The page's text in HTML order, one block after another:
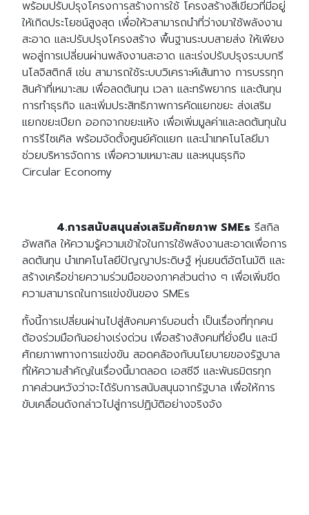
พร้อมปรับปรุงโครงการสร้างการใช้ โครงสร้างสีเขียวที่มีอยู่
ให้เกิดประโยชน์สูงสุด เพื่่อให้วสามารถนำที่ว่างมาใช้พลังงาน
สะอาด และปรับปรุงโครงสร้าง พื้นฐานระบบสายส่ง ให้เพียง
พอสู่การเปลี่ยนผ่านพลังงานสะอาด และเร่งปรับปรุงระบบกรี
นโลจิสติกส์ เช่น สามารถใช้ระบบวิเคราะห์เส้นทาง การบรรทุก
สินค้าที่เหมาะสม เพื่อลดต้นทุน เวลา และทรัพยากร และต้นทุน
การทำธุรกิจ และเพิ่มประสิทธิภาพการคัดแยกขยะ ส่งเสริม
แยกขยะเปียก ออกจากขยะแห้ง เพื่อเพิ่มมูลค่าและลดต้นทุนใน
การรีไซเคิล พร้อมจัดตั้งศูนย์คัดแยก และนำเทคโนโลยีมา
ช่วยบริหารจัดการ เพื่อความเหมาะสม และหนุนธุรกิจ
Circular Economy
4.การสนับสนุนส่งเสริมศักยภาพ SMEs รีสกิล
อัพสกิล ให้ความรู้ความเข้าใจในการใช้พลังงานสะอาดเพื่อการ
ลดต้นทุน นำเทคโนโลยีปัญญาประดิษฐ์ หุ่นยนต์อัตโนมัติ และ
สร้างเครือข่ายความร่วมมือของภาคส่วนต่าง ๆ เพื่อเพิ่มขีด
ความสามารถในการแข่งขันของ SMEs
ทั้งนี้การเปลี่ยนผ่านไปสู่สังคมคาร์บอนต่ำ เป็นเรื่องที่ทุกคน
ต้องร่วมมือกันอย่างเร่งด่วน เพื่อสร้างสังคมที่ยั่งยืน และมี
ศักยภาพทางการแข่งขัน สอดคล้องกับนโยบายของรัฐบาล
ที่ให้ความสำคัญในเรื่องนี้มาตลอด เอสซีจี และพันธมิตรทุก
ภาคส่วนหวังว่าจะได้รับการสนับสนุนจากรัฐบาล เพื่อให้การ
ขับเคลื่อนดังกล่าวไปสู่การปฏิบัติอย่างจริงจัง